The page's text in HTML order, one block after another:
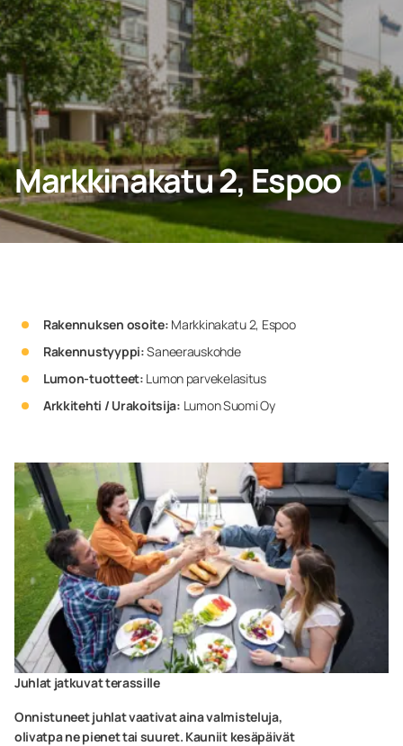
Kotiin
Yritys
YHTEYDENOTTO
Markkinakatu 2, Espoo
Rakennuksen osoite: Markkinakatu 2, Espoo
Rakennustyyppi:Saneerauskohde
Lumon-tuotteet: Lumon parvekelasitus
Arkkitehti / Urakoitsija: Lumon Suomi Oy
Juhlat jatkuvat terassille
Onnistuneet juhlat vaativat aina valmisteluja,
olivatpa ne pienet tai suuret. Kauniit kesäpäivät